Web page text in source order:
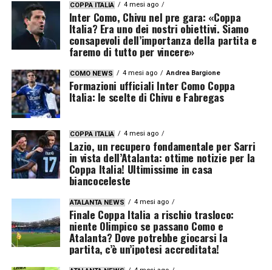
COPPA ITALIA 4 mesi ago
Inter Como, Chivu nel pre gara: «Coppa
Italia? Era uno dei nostri obiettivi. Siamo
consapevoli dell’importanza della partita e
faremo di tutto per vincere»
COMO NEWS 4 mesi ago Andrea Bargione
Formazioni ufficiali Inter Como Coppa
Italia: le scelte di Chivu e Fabregas
COPPA ITALIA 4 mesi ago
Lazio, un recupero fondamentale per Sarri
in vista dell’Atalanta: ottime notizie per la
Coppa Italia! Ultimissime in casa
biancoceleste
ATALANTA NEWS 4 mesi ago
Finale Coppa Italia a rischio trasloco:
niente Olimpico se passano Como e
Atalanta? Dove potrebbe giocarsi la
partita, c’è un’ipotesi accreditata!